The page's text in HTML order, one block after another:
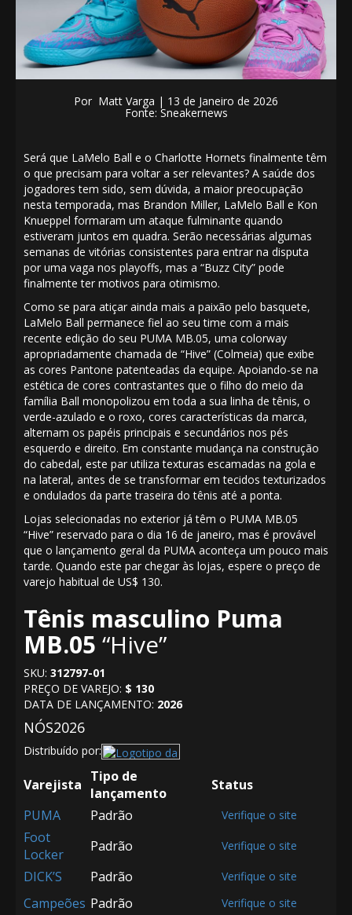
Por Matt Varga | 13 de Janeiro de 2026
Fonte: Sneakernews
Será que LaMelo Ball e o Charlotte Hornets finalmente têm
o que precisam para voltar a ser relevantes? A saúde dos
jogadores tem sido, sem dúvida, a maior preocupação
nesta temporada, mas Brandon Miller, LaMelo Ball e Kon
Knueppel formaram um ataque fulminante quando
estiveram juntos em quadra. Serão necessárias algumas
semanas de vitórias consistentes para entrar na disputa
por uma vaga nos playoffs, mas a “Buzz City” pode
finalmente ter motivos para otimismo.
Como se para atiçar ainda mais a paixão pelo basquete,
LaMelo Ball permanece fiel ao seu time com a mais
recente edição do seu PUMA MB.05, uma colorway
apropriadamente chamada de “Hive” (Colmeia) que exibe
as cores Pantone patenteadas da equipe. Apoiando-se na
estética de cores contrastantes que o filho do meio da
família Ball monopolizou em toda a sua linha de tênis, o
verde-azulado e o roxo, cores características da marca,
alternam os papéis principais e secundários nos pés
esquerdo e direito. Em constante mudança na construção
do cabedal, este par utiliza texturas escamadas na gola e
na lateral, antes de se transformar em tecidos texturizados
e ondulados da parte traseira do tênis até a ponta.
Lojas selecionadas no exterior já têm o PUMA MB.05
“Hive” reservado para o dia 16 de janeiro, mas é provável
que o lançamento geral da PUMA aconteça um pouco mais
tarde. Quando este par chegar às lojas, espere o preço de
varejo habitual de US$ 130.
Tênis masculino Puma
MB.05 “Hive”
SKU: 312797-01
PREÇO DE VAREJO: $ 130
DATA DE LANÇAMENTO: 2026
NÓS2026
Distribuído por:
Varejista Tipo de
lançamento
Status
PUMA
Padrão Verifique o site
Foot
Locker
Padrão Verifique o site
DICK’S Padrão Verifique o site
Campeões Padrão Verifique o site